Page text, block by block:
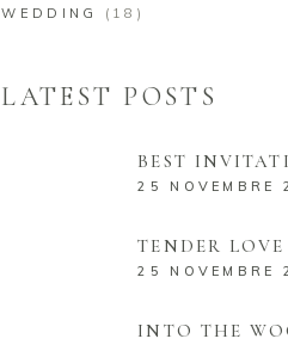
WEDDING (18)
LATEST POSTS
BEST
25 NOVEMBRE
TENDER LOVE
25 NOVEMBRE
INTO THE